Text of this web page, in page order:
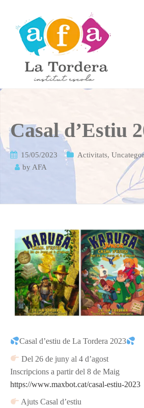
Casal d’Estiu
15/05/2023 Activitats,
byAFA
Casal d’estiu de La Tordera 2023
Del 26 de juny al 4 d’agost
Inscripcions a partir del 8 de Maig
https://www.maxbot.cat/casal-estiu-2023
Ajuts Casal d’estiu